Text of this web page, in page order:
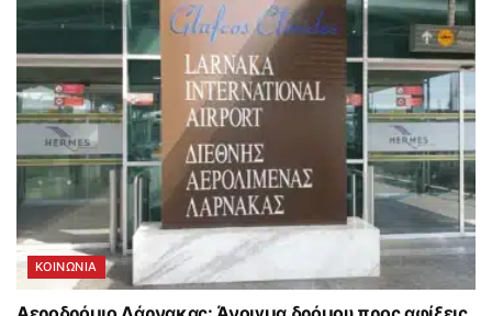
ΚΟΙΝΩΝΙΑ